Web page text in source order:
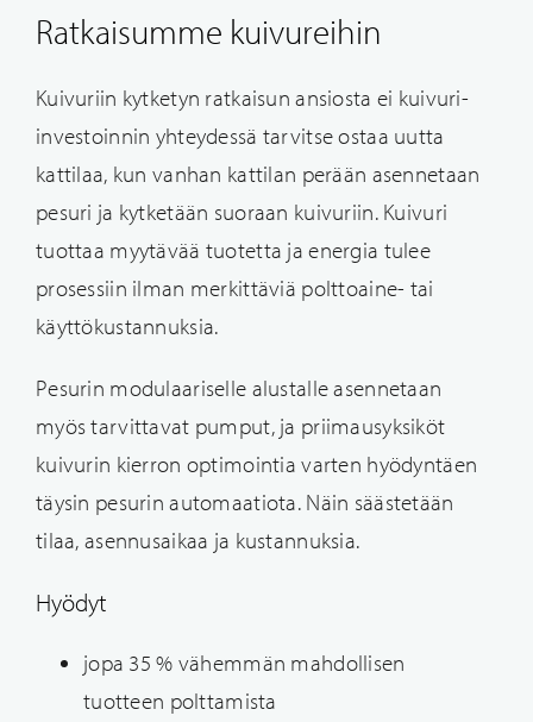
Ratkaisumme kuivureihin
Kuivuriin kytketyn ratkaisun ansiosta ei kuivuri-
investoinnin yhteydessä tarvitse ostaa uutta
kattilaa, kun vanhan kattilan perään asennetaan
pesuri ja kytketään suoraan kuivuriin. Kuivuri
tuottaa myytävää tuotetta ja energia tulee
prosessiin ilman merkittäviä polttoaine- tai
käyttökustannuksia.
Pesurin modulaariselle alustalle asennetaan
myös tarvittavat pumput, ja priimausyksiköt
kuivurin kierron optimointia varten hyödyntäen
täysin pesurin automaatiota. Näin säästetään
tilaa, asennusaikaa ja kustannuksia.
Hyödyt
jopa 35 % vähemmän mahdollisen
tuotteen polttamista